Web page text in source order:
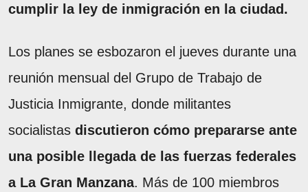
cumplir la ley de inmigración en la ciudad.
Los planes se esbozaron el jueves durante una
reunión mensual del Grupo de Trabajo de
Justicia Inmigrante, donde militantes
socialistas discutieron cómo prepararse ante
una posible llegada de las fuerzas federales
a La Gran Manzana. Más de 100 miembros